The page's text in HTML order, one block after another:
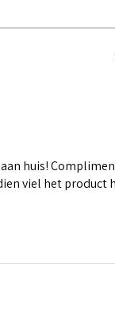
huis!
viel het product